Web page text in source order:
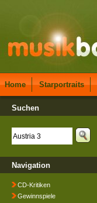
Home Starportraits
Suchen
Navigation
CD-Kritiken
Gewinnspiele